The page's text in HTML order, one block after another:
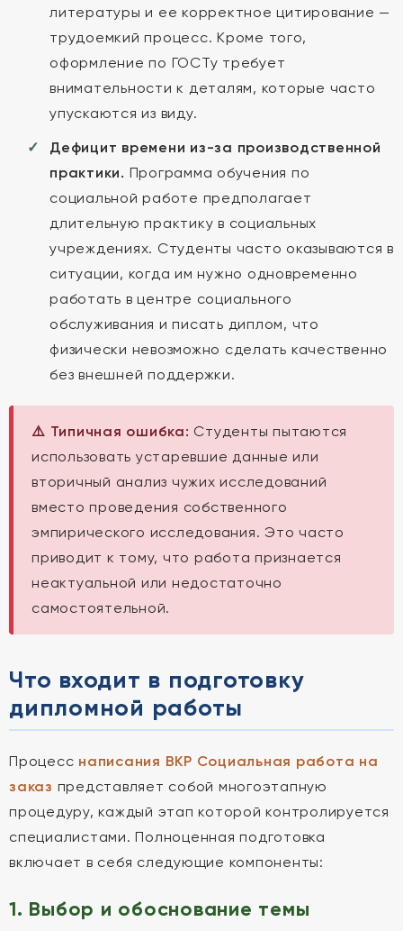
литературы и ее корректное цитирование —
трудоемкий процесс. Кроме того,
оформление по ГОСТу требует
внимательности к деталям, которые часто
упускаются из виду.
Дефицит времени из-за производственной
практики. Программа обучения по
социальной работе предполагает
длительную практику в социальных
учреждениях. Студенты часто оказываются в
ситуации, когда им нужно одновременно
работать в центре социального
обслуживания и писать диплом, что
физически невозможно сделать качественно
без внешней поддержки.
⚠️ Типичная ошибка: Студенты пытаются
использовать устаревшие данные или
вторичный анализ чужих исследований
вместо проведения собственного
эмпирического исследования. Это часто
приводит к тому, что работа признается
неактуальной или недостаточно
самостоятельной.
Что входит в подготовку
дипломной работы
Процесс написания ВКР Социальная работа на
заказ представляет собой многоэтапную
процедуру, каждый этап которой контролируется
специалистами. Полноценная подготовка
включает в себя следующие компоненты:
1. Выбор и обоснование темы